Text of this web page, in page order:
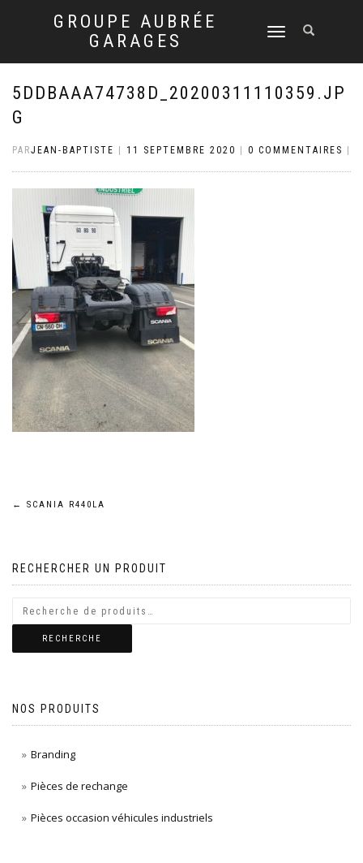
GROUPE AUBRÉE
GARAGES
DÉPLIER
NAVIGATION
5DDBAAA74738D_20200311110359.JP
G
PARJEAN-BAPTISTE 11 SEPTEMBRE 2020 0 COMMENTAIRES
Navigation
l’article
← SCANIA R440LA
RECHERCHER UN PRODUIT
RECHERCHE
NOS PRODUITS
Branding
Pièces de rechange
Pièces occasion véhicules industriels